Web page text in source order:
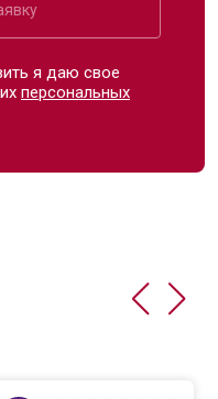
я даю свое
персональных